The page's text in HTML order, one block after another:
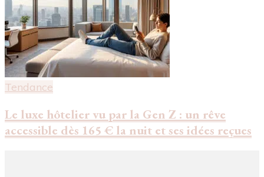
Tendance
Le luxe hôtelier vu par la Gen Z : un rêve
accessible dès 165 € la nuit et ses idées reçues